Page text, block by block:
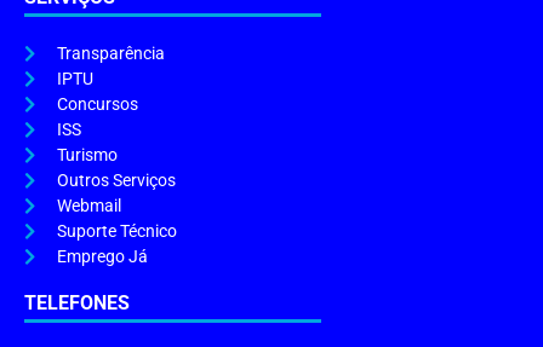
Transparência
IPTU
Concursos
ISS
Turismo
Outros Serviços
Webmail
Suporte Técnico
Emprego Já
TELEFONES